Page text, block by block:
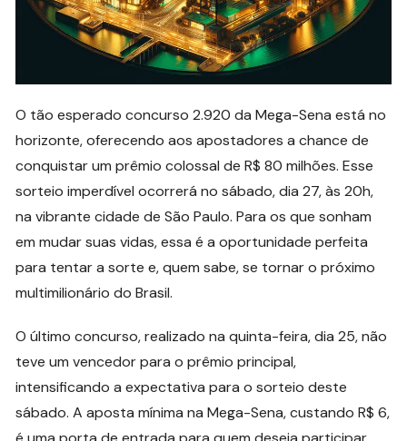
O tão esperado concurso 2.920 da Mega-Sena está no
horizonte, oferecendo aos apostadores a chance de
conquistar um prêmio colossal de R$ 80 milhões. Esse
sorteio imperdível ocorrerá no sábado, dia 27, às 20h,
na vibrante cidade de São Paulo. Para os que sonham
em mudar suas vidas, essa é a oportunidade perfeita
para tentar a sorte e, quem sabe, se tornar o próximo
multimilionário do Brasil.
O último concurso, realizado na quinta-feira, dia 25, não
teve um vencedor para o prêmio principal,
intensificando a expectativa para o sorteio deste
sábado. A aposta mínima na Mega-Sena, custando R$ 6,